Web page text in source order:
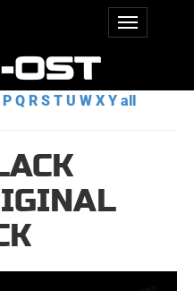
P Q R S T U W X Y all